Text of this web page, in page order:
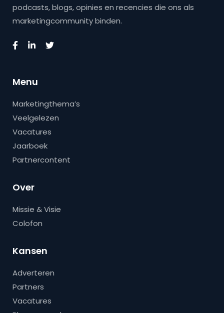
podcasts, blogs, opinies en recencies die ons als
marketingcommunity binden.
Menu
Marketingthema’s
Veelgelezen
Vacatures
Jaarboek
Partnercontent
Over
Missie & Visie
Colofon
Kansen
Adverteren
Partners
Vacatures